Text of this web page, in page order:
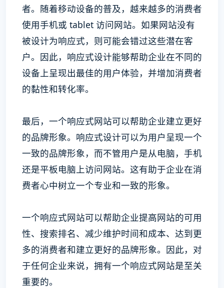
者。随着移动设备的普及，越来越多的消费者
使用手机或 tablet 访问网站。如果网站没有
被设计为响应式，则可能会错过这些潜在客
户。因此，响应式设计能够帮助企业在不同的
设备上呈现出最佳的用户体验，并增加消费者
的黏性和转化率。
最后，一个响应式网站可以帮助企业建立更好
的品牌形象。响应式设计可以为用户呈现一个
一致的品牌形象，而不管用户是从电脑，手机
还是平板电脑上访问网站。这有助于企业在消
费者心中树立一个专业和一致的形象。
一个响应式网站可以帮助企业提高网站的可用
性、搜索排名、减少维护时间和成本、达到更
多的消费者和建立更好的品牌形象。因此，对
于任何企业来说，拥有一个响应式网站是至关
重要的。